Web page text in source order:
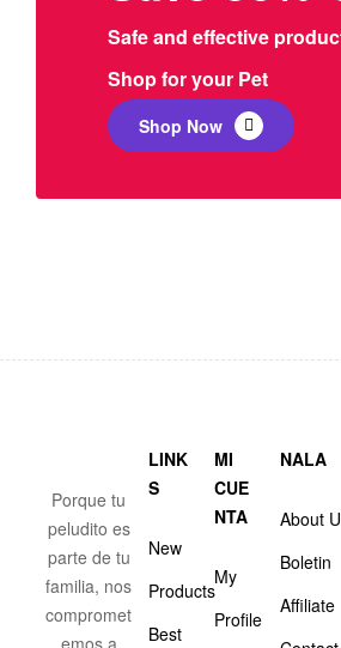
Safe and effective
Shop for your Pet
Shop Now
Porque tu
peludito es
parte de tu
familia, nos
compromet
LINK
S
New
Products
Best
MI
CUE
NTA
My
Profile
NALA
About
Boletin
Affiliate